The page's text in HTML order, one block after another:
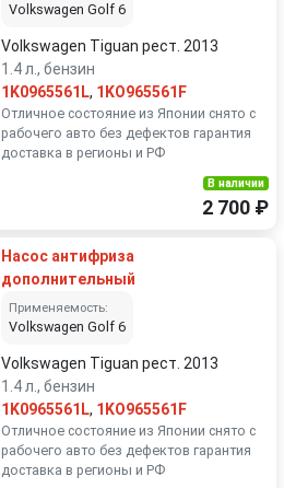
Volkswagen Golf 6
Volkswagen Tiguan рест. 2013
1.4 л., бензин
1K0965561L, 1KO965561F
Отличное состояние из Японии снято с
рабочего авто без дефектов гарантия
доставка в регионы и РФ
В наличии
2 700 ₽
Насос антифриза
дополнительный
Применяемость:
Volkswagen Golf 6
Volkswagen Tiguan рест. 2013
1.4 л., бензин
1K0965561L, 1KO965561F
Отличное состояние из Японии снято с
рабочего авто без дефектов гарантия
доставка в регионы и РФ